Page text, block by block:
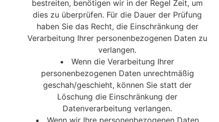
bestreiten, benötigen wir in der Regel Zeit, um
dies zu überprüfen. Für die Dauer der Prüfung
haben Sie das Recht, die Einschränkung der
Verarbeitung Ihrer personenbezogenen Daten zu
verlangen.
Wenn die Verarbeitung Ihrer
personenbezogenen Daten unrechtmäßig
geschah/geschieht, können Sie statt der
Löschung die Einschränkung der
Datenverarbeitung verlangen.
Wenn wir Ihre personenbezogenen Daten